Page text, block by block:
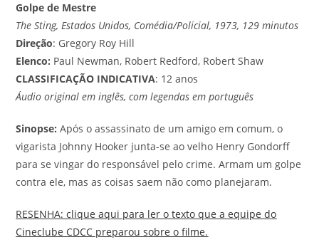
Golpe de Mestre
The Sting, Estados Unidos, Comédia/Policial, 1973, 129 minutos
Direção: Gregory Roy Hill
Elenco: Paul Newman, Robert Redford, Robert Shaw
CLASSIFICAÇÃO INDICATIVA: 12 anos
Áudio original em inglês, com legendas em português
Sinopse: Após o assassinato de um amigo em comum, o
vigarista Johnny Hooker junta-se ao velho Henry Gondorff
para se vingar do responsável pelo crime. Armam um golpe
contra ele, mas as coisas saem não como planejaram.
RESENHA: clique aqui para ler o texto que a equipe do
Cineclube CDCC preparou sobre o filme.